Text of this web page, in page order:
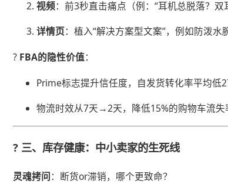
​视频​：前3秒直击痛点（例：“耳机总脱落？双
​详情页​：植入“解决方案型文案”，例如防泼水
? ​ ​FBA的隐性价值​​：
Prime标志提升信任度，自发货转化率平均低
物流时效从7天→2天，降低15%的购物车流失
? ​ ​三、库存健康：中小卖家的生死线​
​灵魂拷问​​：断货or滞销，哪个更致命？